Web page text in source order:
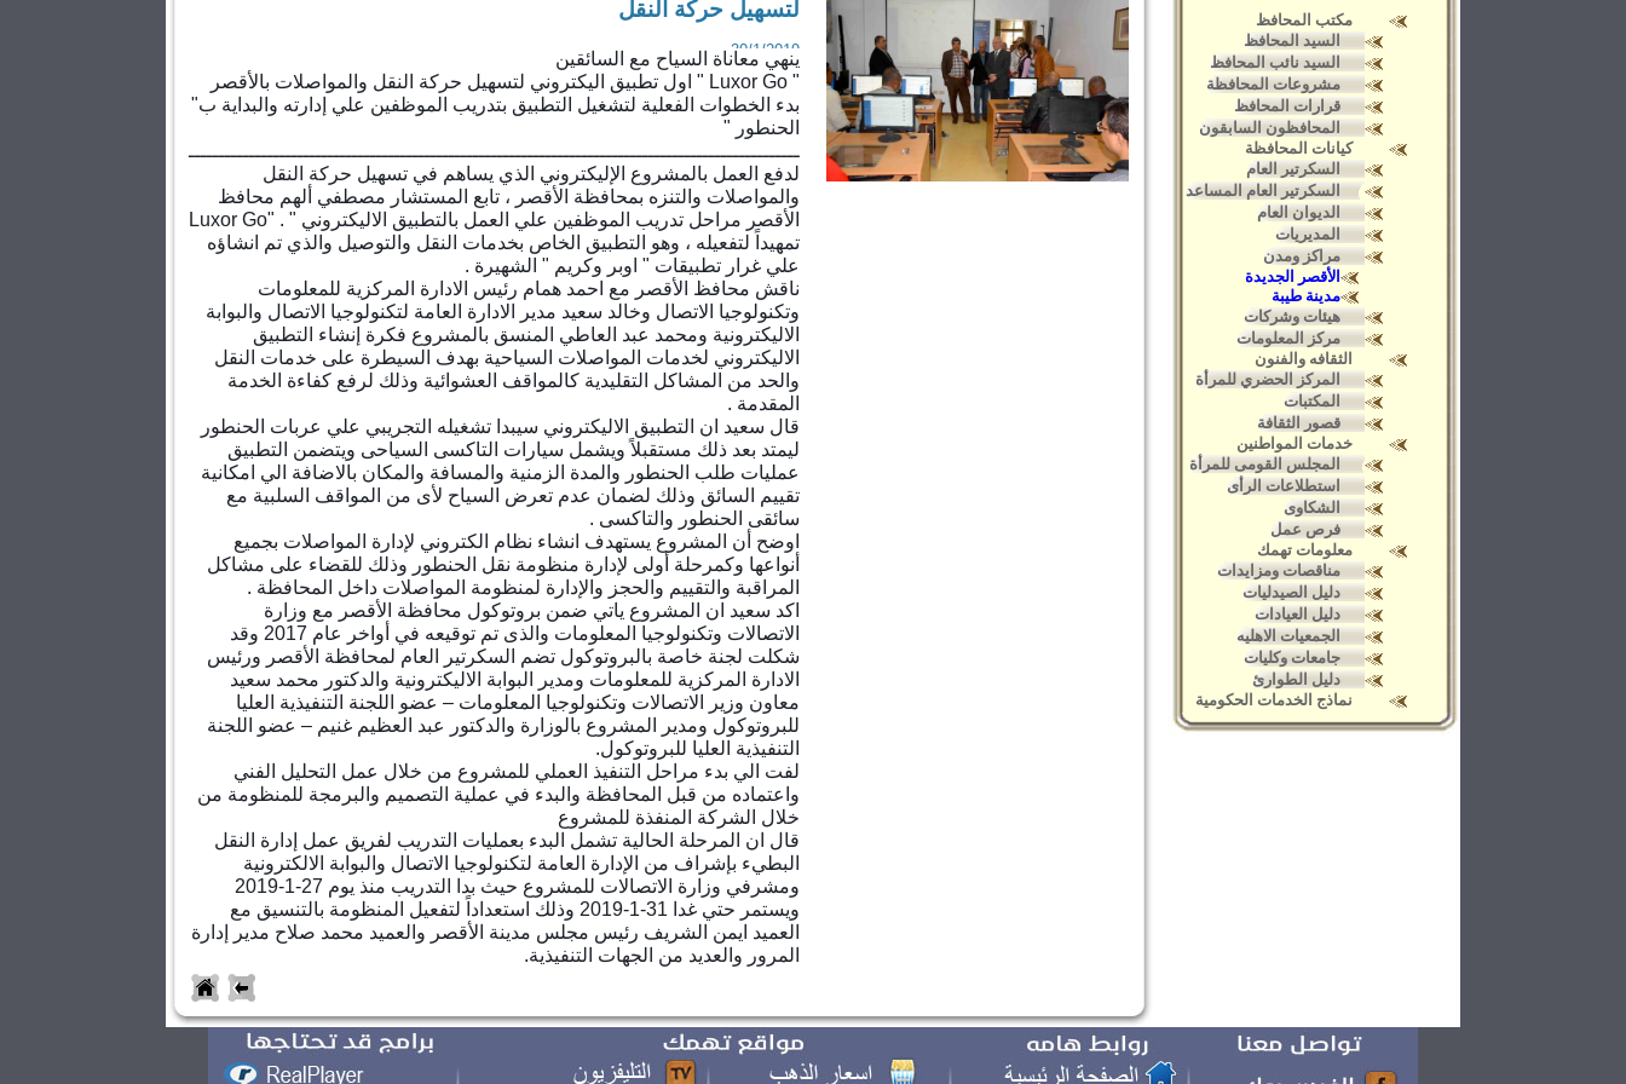
مكتب المحافظ
السيد المحافظ
السيد نائب المحافظ
مشروعات المحافظة
قرارات المحافظ
المحافظون السابقون
كيانات المحافظة
السكرتير العام
السكرتير العام المساعد
الديوان العام
المديريات
مراكز ومدن
الأقصر الجديدة
مدينة طيبة
هيئات وشركات
مركز المعلومات
الثقافه والفنون
المركز الحضري للمرأة
المكتبات
قصور الثقافة
خدمات المواطنين
المجلس القومى للمرأة
استطلاعات الرأى
الشكاوى
فرص عمل
معلومات تهمك
مناقصات ومزايدات
دليل الصيدليات
دليل العيادات
الجمعيات الاهليه
جامعات وكليات
دليل الطوارئ
نماذج الخدمات الحكومية
لتسهيل حركة النقل
30/1/2019
ينهي معاناة السياح مع السائقين
" Luxor Go " اول تطبيق اليكتروني لتسهيل حركة النقل والمواصلات بالأقصر
بدء الخطوات الفعلية لتشغيل التطبيق بتدريب الموظفين علي إدارته والبداية ب"
الحنطور "
ـــــــــــــــــــــــــــــــــــــــــــــــــــــــــــــــــــــــــــــــــــــــــــــــــــــ
لدفع العمل بالمشروع الإليكتروني الذي يساهم في تسهيل حركة النقل
والمواصلات والتنزه بمحافظة الأقصر ، تابع المستشار مصطفي ألهم محافظ
الأقصر مراحل تدريب الموظفين علي العمل بالتطبيق الاليكتروني "
. "Luxor Go
تمهيداً لتفعيله ، وهو التطبيق الخاص بخدمات النقل والتوصيل والذي تم انشاؤه
علي غرار تطبيقات " اوبر وكريم " الشهيرة .
ناقش محافظ الأقصر مع احمد همام رئيس الادارة المركزية للمعلومات
وتكنولوجيا الاتصال وخالد سعيد مدير الادارة العامة لتكنولوجيا الاتصال والبوابة
الاليكترونية ومحمد عبد العاطي المنسق بالمشروع فكرة إنشاء التطبيق
الاليكتروني لخدمات المواصلات السياحية بهدف السيطرة على خدمات النقل
والحد من المشاكل التقليدية كالمواقف العشوائية وذلك لرفع كفاءة الخدمة
المقدمة .
قال سعيد ان التطبيق الاليكتروني سيبدا تشغيله التجريبي علي عربات الحنطور
ليمتد بعد ذلك مستقبلاً ويشمل سيارات التاكسى السياحى ويتضمن التطبيق
عمليات طلب الحنطور والمدة الزمنية والمسافة والمكان بالاضافة الي امكانية
تقييم السائق وذلك لضمان عدم تعرض السياح لأى من المواقف السلبية مع
سائقى الحنطور والتاكسى .
اوضح أن المشروع يستهدف انشاء نظام الكتروني لإدارة المواصلات بجميع
أنواعها وكمرحلة أولى لإدارة منظومة نقل الحنطور وذلك للقضاء على مشاكل
المراقبة والتقييم والحجز والإدارة لمنظومة المواصلات داخل المحافظة .
اكد سعيد ان المشروع ياتي ضمن بروتوكول محافظة الأقصر مع وزارة
الاتصالات وتكنولوجيا المعلومات والذى تم توقيعه في أواخر عام 2017 وقد
شكلت لجنة خاصة بالبروتوكول تضم السكرتير العام لمحافظة الأقصر ورئيس
الادارة المركزية للمعلومات ومدير البوابة الاليكترونية والدكتور محمد سعيد
معاون وزير الاتصالات وتكنولوجيا المعلومات – عضو اللجنة التنفيذية العليا
للبروتوكول ومدير المشروع بالوزارة والدكتور عبد العظيم غنيم – عضو اللجنة
التنفيذية العليا للبروتوكول.
لفت الي بدء مراحل التنفيذ العملي للمشروع من خلال عمل التحليل الفني
واعتماده من قبل المحافظة والبدء في عملية التصميم والبرمجة للمنظومة من
خلال الشركة المنفذة للمشروع
قال ان المرحلة الحالية تشمل البدء بعمليات التدريب لفريق عمل إدارة النقل
البطيء بإشراف من الإدارة العامة لتكنولوجيا الاتصال والبوابة الالكترونية
ومشرفي وزارة الاتصالات للمشروع حيث بدا التدريب منذ يوم 27-1-2019
ويستمر حتي غدا 31-1-2019 وذلك استعداداً لتفعيل المنظومة بالتنسيق مع
العميد ايمن الشريف رئيس مجلس مدينة الأقصر والعميد محمد صلاح مدير إدارة
المرور والعديد من الجهات التنفيذية.